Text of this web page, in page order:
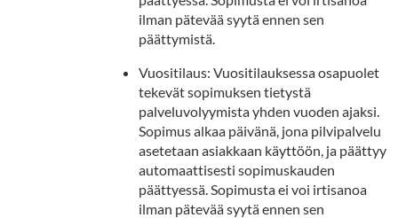
ilman pätevää syytä ennen sen
päättymistä.
Vuositilaus: Vuositilauksessa osapuolet
tekevät sopimuksen tietystä
palveluvolyymista yhden vuoden ajaksi.
Sopimus alkaa päivänä, jona pilvipalvelu
asetetaan asiakkaan käyttöön, ja päättyy
automaattisesti sopimuskauden
päättyessä. Sopimusta ei voi irtisanoa
ilman pätevää syytä ennen sen